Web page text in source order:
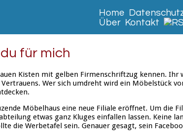
Home
Über Kontakt
für mich
Kisten mit gelben Firmenschriftzug kennen. Ihr
Wer sich umdreht wird ein Möbelstück
Möbelhaus eine neue Filiale eröffnet. Um die
etwas ganz Kluges einfallen lassen. Keine
die Werbetafel sein. Genauer gesagt, sein